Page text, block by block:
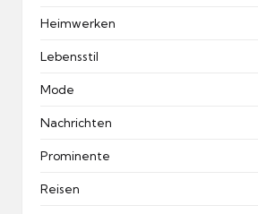
Heimwerken
Lebensstil
Mode
Nachrichten
Prominente
Reisen